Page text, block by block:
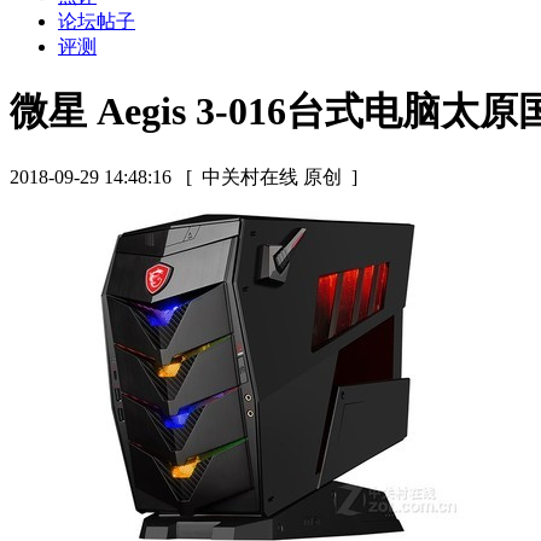
论坛帖子
评测
微星 Aegis 3-016台式电脑太原
2018-09-29 14:48:16 [ 中关村在线 原创 ]